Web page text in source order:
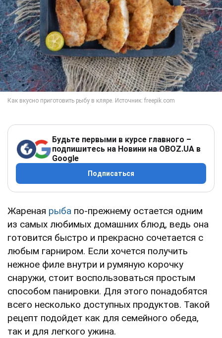
Будьте первыми в курсе главного –
подпишитесь на Новини на OBOZ.UA в
Google
Подписаться
Жареная рыба по-прежнему остается одним
из самых любимых домашних блюд, ведь она
готовится быстро и прекрасно сочетается с
любым гарниром. Если хочется получить
нежное филе внутри и румяную корочку
снаружи, стоит воспользоваться простым
способом панировки. Для этого понадобятся
всего несколько доступных продуктов. Такой
рецепт подойдет как для семейного обеда,
так и для легкого ужина.